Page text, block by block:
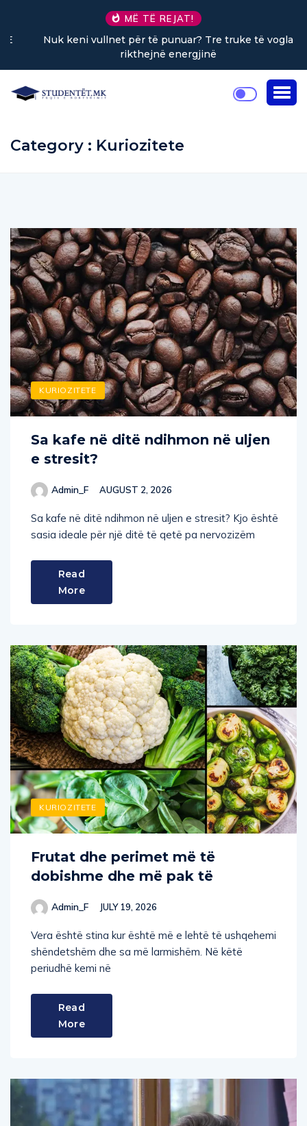
MË TË REJAT!
Nuk keni vullnet për të punuar? Tre truke të vogla
rikthejnë energjinë
Category : Kuriozitete
KURIOZITETE
Sa kafe në ditë ndihmon në uljen
e stresit?
Admin_F AUGUST 2, 2026
Sa kafe në ditë ndihmon në uljen e stresit? Kjo është
sasia ideale për një ditë të qetë pa nervozizëm
Read
More
KURIOZITETE
Frutat dhe perimet më të
dobishme dhe më pak të
Admin_F JULY 19, 2026
Vera është stina kur është më e lehtë të ushqehemi
shëndetshëm dhe sa më larmishëm. Në këtë
periudhë kemi në
Read
More